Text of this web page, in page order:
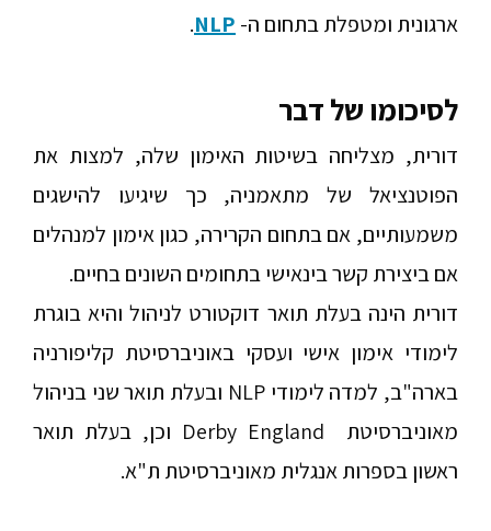
ארגונית ומטפלת בתחום ה- NLP
.
לסיכומו של דבר
דורית, מצליחה בשיטות האימון שלה, למצות את
הפוטנציאל של מתאמניה, כך שיגיעו להישגים
משמעותיים, אם בתחום הקרירה, כגון אימון למנהלים
אם ביצירת קשר בינאישי בתחומים השונים בחיים.
דורית הינה בעלת תואר דוקטורט לניהול והיא בוגרת
לימודי אימון אישי ועסקי באוניברסיטת קליפורניה
בארה"ב, למדה לימודיNLP ובעלת תואר שני בניהול
מאוניברסיטת
Derby England וכן, בעלת תואר
ראשון בספרות אנגלית מאוניברסיטת ת"א.